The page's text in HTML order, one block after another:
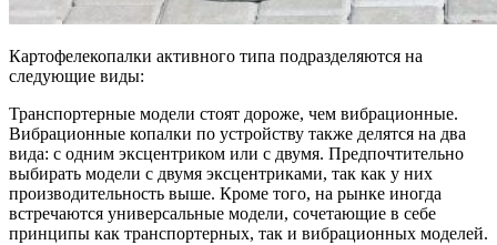
Картофелекопалки активного типа подразделяются на
следующие виды:
Транспортерные модели стоят дороже, чем вибрационные.
Вибрационные копалки по устройству также делятся на два
вида: с одним эксцентриком или с двумя. Предпочтительно
выбирать модели с двумя эксцентриками, так как у них
производительность выше. Кроме того, на рынке иногда
встречаются универсальные модели, сочетающие в себе
принципы как транспортерных, так и вибрационных моделей.